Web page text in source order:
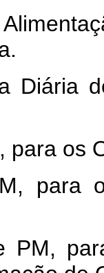
Diária
para os
para
PM,